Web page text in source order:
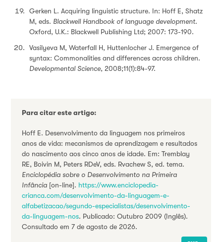
Gerken L. Acquiring linguistic structure. In: Hoff E, Shatz
M, eds. Blackwell Handbook of language development.
Oxford, U.K.: Blackwell Publishing Ltd; 2007: 173-190.
Vasilyeva M, Waterfall H, Huttenlocher J. Emergence of
syntax: Commonalities and differences across children.
Developmental Science, 2008;11(1):84-97.
Para citar este artigo:
Hoff E. Desenvolvimento da linguagem nos primeiros
anos de vida: mecanismos de aprendizagem e resultados
do nascimento aos cinco anos de idade. Em: Tremblay
RE, Boivin M, Peters RDeV, eds. Rvachew S, ed. tema.
Enciclopédia sobre o Desenvolvimento na Primeira
Infância [on-line]. https://www.enciclopedia-
crianca.com/desenvolvimento-da-linguagem-e-
alfabetizacao/segundo-especialistas/desenvolvimento-
da-linguagem-nos. Publicado: Outubro 2009 (Inglês).
Consultado em 7 de agosto de 2026.